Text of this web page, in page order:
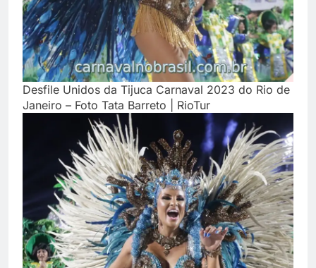
Desfile Unidos da Tijuca Carnaval 2023 do Rio de
Janeiro – Foto Tata Barreto | RioTur